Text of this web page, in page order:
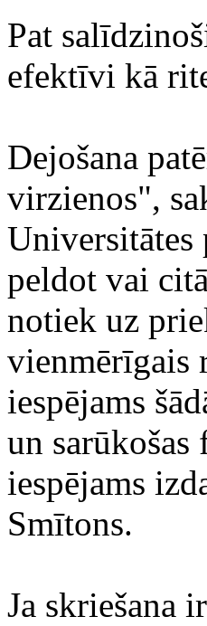
Pat
efektīvi kā
Dejošana
virzienos",
Universitātes
peldot vai
notiek uz
vienmērīgais
iespējams
un sarūkošas
iespējams
Smītons.
Ja skriešana